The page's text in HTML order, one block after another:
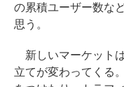
の累積ユーザー数な
思う。
新しいマーケット
立てが変わってくる